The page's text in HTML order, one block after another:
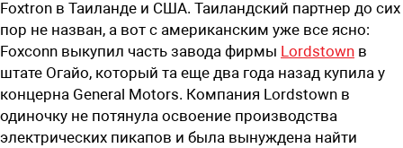
Foxtron в Таиланде и США. Таиландский партнер до сих
пор не назван, а вот с американским уже все ясно:
Foxconn выкупил часть завода фирмы Lordstown в
штате Огайо, который та еще два года назад купила у
концерна General Motors. Компания Lordstown в
одиночку не потянула освоение производства
электрических пикапов и была вынуждена найти